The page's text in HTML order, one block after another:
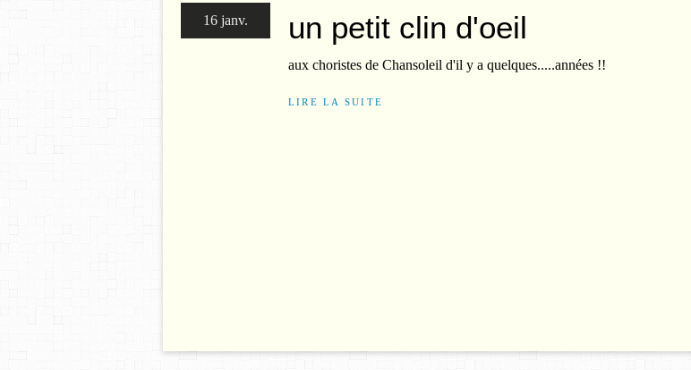
16 janv. un petit clin d'oeil
aux choristes de Chansoleil d'il y a quelques.....années !!
LIRE LA SUITE